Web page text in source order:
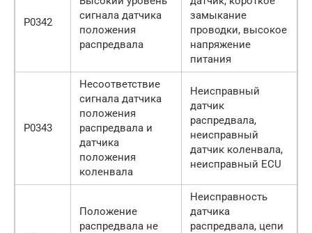
P0342
сигнала датчика
положения
распредвала
замыкание
проводки, высокое
напряжение
питания
P0343
Несоответствие
сигнала датчика
положения
распредвала и
датчика
положения
коленвала
Неисправный
датчик
распредвала,
неисправный
датчик коленвала,
неисправный ECU
Положение
распредвала не
Неисправность
датчика
распредвала, цепи